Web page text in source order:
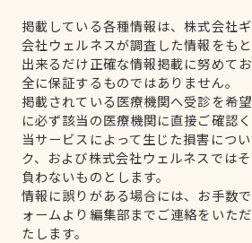
掲載している各種情報は、株式会社
会社ウェルネスが調査した情報をもと
出来るだけ正確な情報掲載に努めて
全に保証するものではありません。
掲載されている医療機関へ受診を希
に必ず該当の医療機関に直接ご確認く
当サービスによって生じた損害につ
ク、および株式会社ウェルネスでは
負わないものとします。
情報に誤りがある場合には、お手数
ォームより編集部までご連絡をいた
たします。